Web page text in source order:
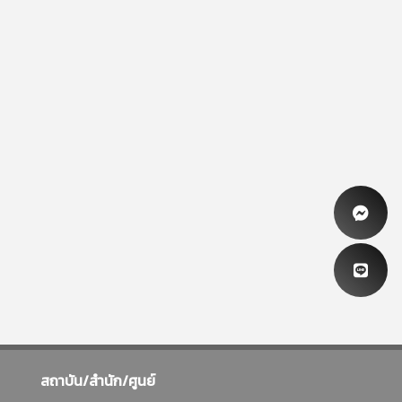
สถาบัน/สำนัก/ศูนย์